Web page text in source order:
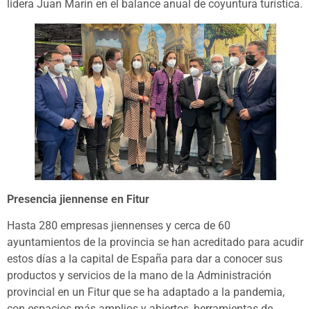
lidera Juan Marín en el balance anual de coyuntura turística.
Presencia jiennense en Fitur
Hasta 280 empresas jiennenses y cerca de 60
ayuntamientos de la provincia se han acreditado para acudir
estos días a la capital de España para dar a conocer sus
productos y servicios de la mano de la Administración
provincial en un Fitur que se ha adaptado a la pandemia,